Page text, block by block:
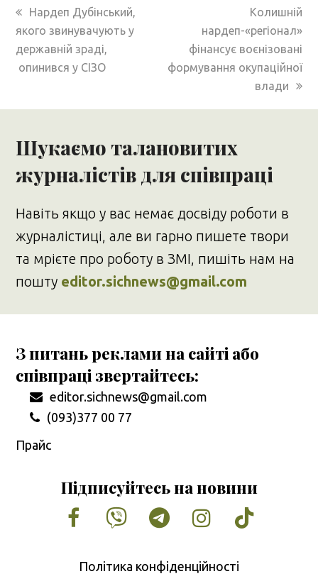
previous
post:
Нардеп Дубінський,
якого звинувачують у
державній зраді,
опинився у СІЗО
next
post:
Колишній
нардеп-«регіонал»
фінансує воєнізовані
формування окупаційної
влади
Шукаємо талановитих
журналістів для співпраці
Навіть якщо у вас немає досвіду роботи в
журналістиці, але ви гарно пишете твори
та мрієте про роботу в ЗМІ, пишіть нам на
пошту editor.sichnews@gmail.com
З питань реклами на сайті або
співпраці звертайтесь:
editor.sichnews@gmail.com
(093)377 00 77
Прайс
Підписуйтесь на новини
Facebook
VimeoTumblrInstagram
Tiktok
Політика конфіденційності